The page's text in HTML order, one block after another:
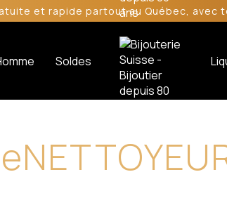
et rapide partout au Québec, avec
Soldes